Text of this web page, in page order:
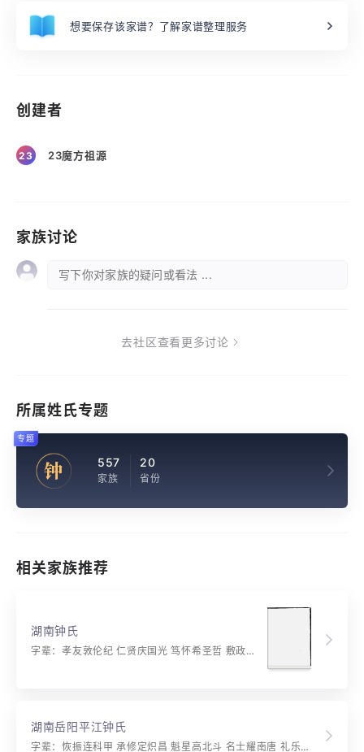
想要保存该家谱？了解家谱整理服务
创建者
23 23魔方祖源
家族讨论
写下你对家族的疑问或看法 ...
去社区查看更多讨论
所属姓氏专题
钟 557
家族
20
省份
专题
相关家族推荐
湖南钟氏
字辈：孝友敦伦纪 仁贤庆国光 笃怀希圣哲 敷政着平康 官懋循声卓 英多运祚长 词章扬雅颂 彝叙振？常
湖南岳阳平江钟氏
字辈：恢振连科甲 承修定炽昌 魁星高北斗 名士耀南唐 礼乐家声远 诗书世德长 文章辉上国 富贵永传芳